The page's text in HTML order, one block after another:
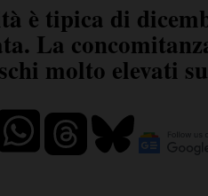
è tipica di
La
molto elevati